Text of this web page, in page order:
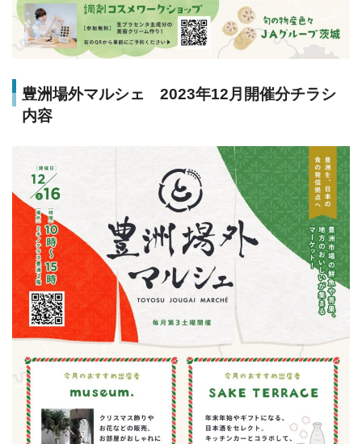
豊洲場外マルシェ 2023年12月開催分チラシ
内容